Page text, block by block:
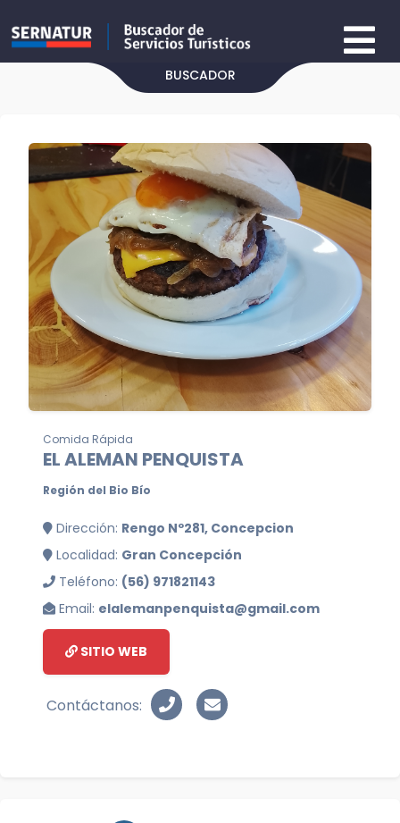
BUSCADOR
Comida Rápida
EL ALEMAN PENQUISTA
Región del Bio Bío
Dirección: Rengo Nº281, Concepcion
Localidad: Gran Concepción
Teléfono: (56) 971821143
Email: elalemanpenquista@gmail.com
SITIO WEB
Contáctanos: